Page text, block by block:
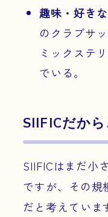
趣味・好き
のクラブサ
ミックステ
でいる。
SIIFICだか
SIIFICはまだ小
ですが、その規
だと考えていま